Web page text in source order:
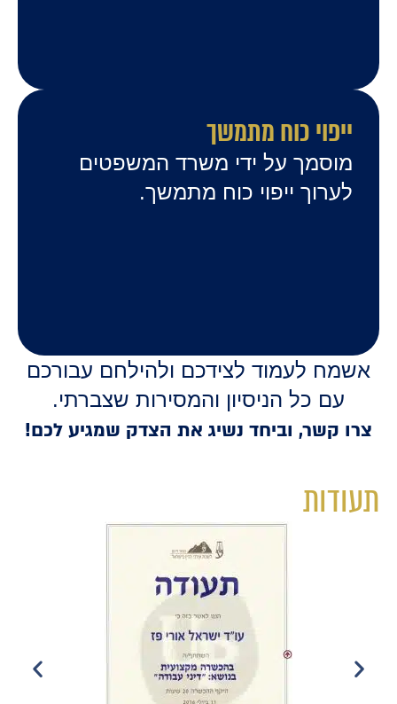
ייפוי כוח מתמשך
מוסמך על ידי משרד המשפטים
לערוך ייפוי כוח מתמשך.
אשמח לעמוד לצידכם ולהילחם עבורכם
עם כל הניסיון והמסירות שצברתי.
צרו קשר, וביחד נשיג את הצדק שמגיע לכם!
תעודות